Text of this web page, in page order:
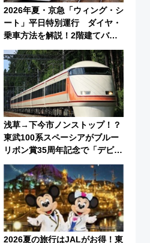
2026年夏・京急「ウィング・シ
ート」平日特別運行 ダイヤ・
乗車方法を解説！2階建てバス
や三浦海岸を堪能できるお出か
けプランもご紹介
浅草→下今市ノンストップ！？
東武100系スペーシアがブルー
リボン賞35周年記念で「デビュ
ー当時の停車駅」を再現 運転
時刻や特急券の買い方を紹介
2026夏の旅行はJALがお得！東